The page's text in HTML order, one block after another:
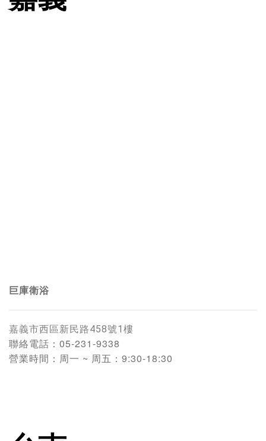
巨庫衛浴
嘉義市西區新民路458號1樓
聯絡電話： 05-231-9338
營業時間： 周一 ~ 周五：9:30-18:30